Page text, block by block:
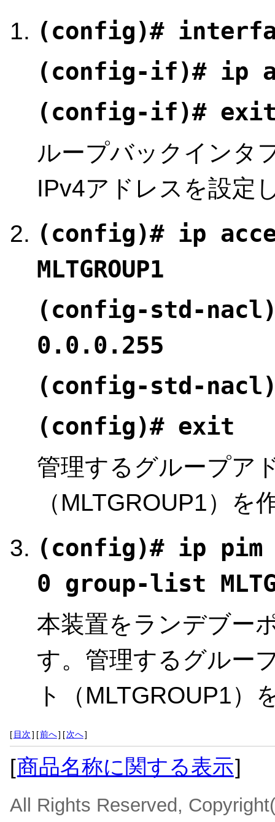
(config)#
(config-if)# ip
(config-if)#
ループバックインタ
IPv4アドレスを設定
(config)# ip
MLTGROUP1
(config-std-
0.0.0.255
(config-std-
(config)# exit
管理するグループア
（MLTGROUP1）を
(config)# ip pim
0 group-list
本装置をランデブー
す。管理するグルー
ト（MLTGROUP1）
[ 目次] [前へ] [次へ]
[商品名称に関する表示]
All Rights Reserved,